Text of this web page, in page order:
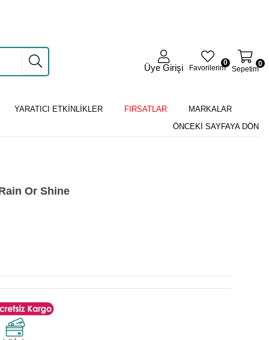
Üye Girişi Favorilerim
0
Sepetim
0
YARATICI ETKİNLİKLER FIRSATLAR
MARKALAR
ÖNCEKI SAYFAYA DÖN
Or Shine